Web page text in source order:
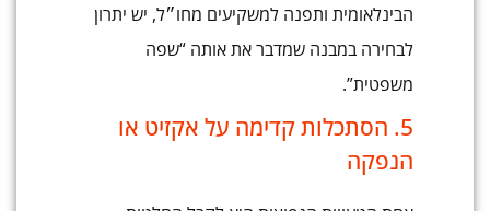
הבינלאומית ותפנה למשקיעים מחו״ל, יש יתרון
לבחירה במבנה שמדבר את אותה “שפה
משפטית”.
5. הסתכלות קדימה על אקזיט או
הנפקה